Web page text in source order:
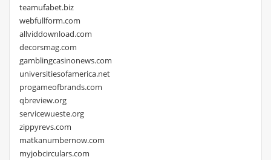
teamufabet.biz
webfullform.com
allviddownload.com
decorsmag.com
gamblingcasinonews.com
universitiesofamerica.net
progameofbrands.com
qbreview.org
servicewueste.org
zippyrevs.com
matkanumbernow.com
myjobcirculars.com